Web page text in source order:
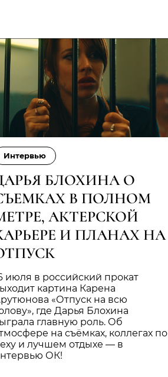
Интервью
БЛОХИНА О
В ПОЛНОМ
АКТЕРСКОЙ
И ПЛАНАХ НА
июля в российский прокат
картина Карена
«Отпуск на всю
где Дарья Блохина
главную роль. Об
на съёмках, коллегах по
и лучшем отдыхе — в
ОК!